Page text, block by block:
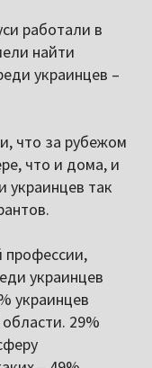
работали в
найти
украинцев –
что за рубежом
что и дома, и
так
профессии,
украинцев
украинцев
29%